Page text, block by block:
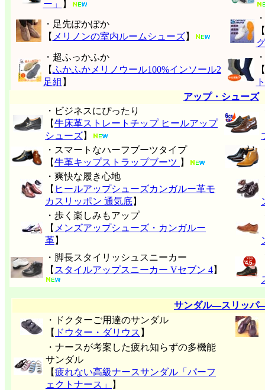
ー」
】
・足先ぽかぽか
【 メリノンの室内ルームシューズ】
【
・超ふっかふか
【ふかふかメリノウール100%インソール2
足組 】
【
アップ・シューズ
・ビジネスにぴったり
【牛床革ストレートチップ ヒールアップ
シューズ】
・スマートなハーフブーツタイプ
【牛革キップストラップブーツ 】
・爽快な履き心地
【 ヒールアップシューズカンガルー革モ
カスリッポン 通気底】
・歩く楽しみもアップ
【 メンズアップシューズ・カンガルー
革】
・脚長スタイリッシュスニーカー
【 スタイルアップスニーカー Vセブン 4】
サンダル―スリッパ
・ドクターご用達のサンダル
【 ドウター・ダリウス 】
・ナースが考案した疲れ知らずの多機能
サンダル
【疲れない高級ナースサンダル「パーフ
ェクトナース」
】